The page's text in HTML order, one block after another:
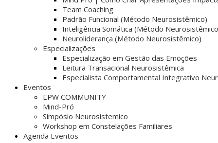
Team Coaching
Padrão Funcional (Método Neurosistêmico)
Inteligência Somática (Método
Neuroliderança (Método Neurosistêmico)
Especializações
Especialização em Gestão das Emoções
Leitura Transacional Neurosistêmica
Especialista Comportamental Integrativo
Eventos
EPW COMMUNITY
Mind-Pró
Simpósio Neurosistemico
Workshop em Constelações Familiares
Agenda Eventos